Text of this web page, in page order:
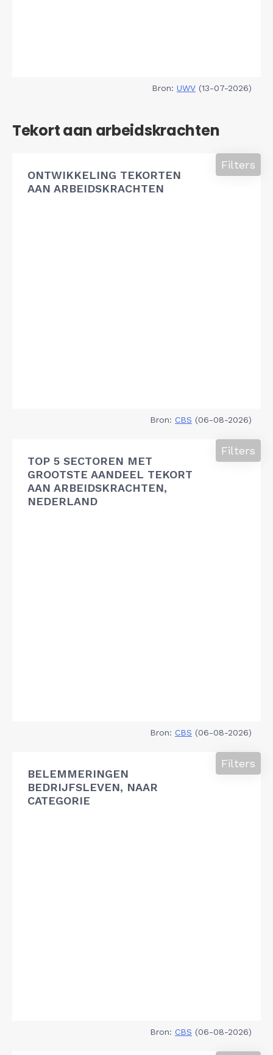
Bron: UWV (13-07-2026)
Tekort aan arbeidskrachten
ONTWIKKELING TEKORTEN
AAN ARBEIDSKRACHTEN
Filters
Bron: CBS (06-08-2026)
TOP 5 SECTOREN MET
GROOTSTE AANDEEL TEKORT
AAN ARBEIDSKRACHTEN,
NEDERLAND
Filters
Bron: CBS (06-08-2026)
BELEMMERINGEN
BEDRIJFSLEVEN, NAAR
CATEGORIE
Filters
Bron: CBS (06-08-2026)